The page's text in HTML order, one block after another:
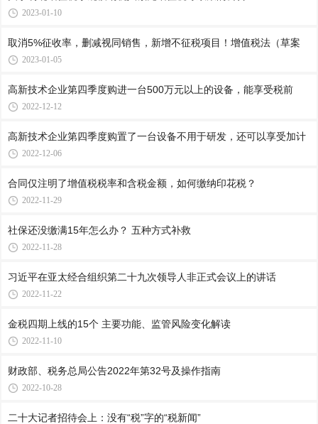
2023-01-10
取消5%征收率，删减视同销售，新增不征税项目！增值税法（草案
2023-01-05
高新技术企业第四季度购进一台500万元以上的设备，能享受税前
2022-12-12
高新技术企业第四季度购置了一台设备不用于研发，还可以享受加计
2022-12-06
合同仅注明了增值税税率和含税金额，如何缴纳印花税？
2022-11-29
社保还没缴满15年怎么办？ 五种方式补救
2022-11-28
习近平在亚太经合组织第二十九次领导人非正式会议上的讲话
2022-11-22
金税四期上线的15个 主要功能、监管风险变化解读
2022-11-10
财政部、税务总局公告2022年第32号及操作指南
2022-10-28
二十大记者招待会上：没有“税”字的“税新闻”